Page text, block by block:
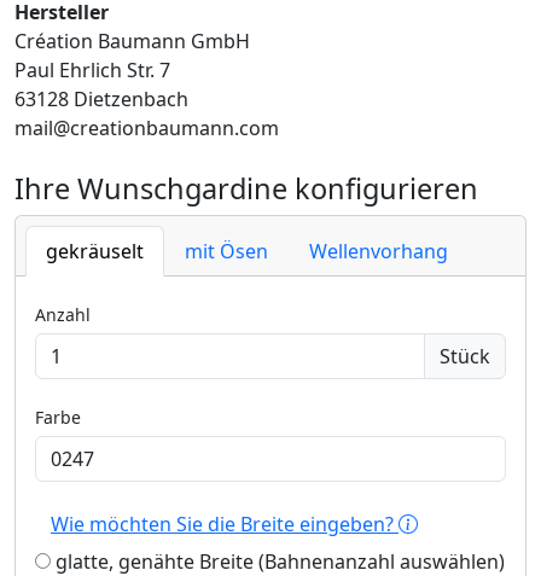
Hersteller
Création Baumann GmbH
Paul Ehrlich Str. 7
63128 Dietzenbach
mail@creationbaumann.com
Ihre Wunschgardine konfigurieren
gekräuselt mit Ösen Wellenvorhang
Anzahl
Stück
Farbe
Wie möchten Sie die Breite eingeben?
glatte, genähte Breite (Bahnenanzahl auswählen)